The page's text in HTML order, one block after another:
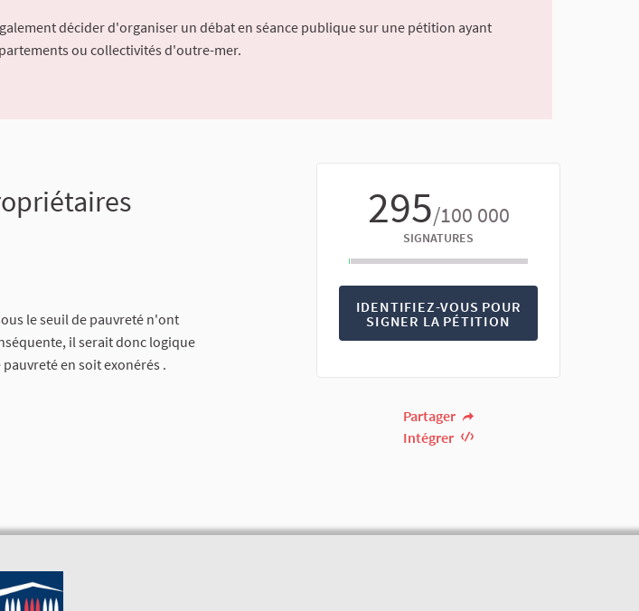
décider d'organiser un débat en séance publique sur une pétition ayant
ou collectivités d'outre-mer.
295/100 000
SIGNATURES
IDENTIFIEZ-VOUS POUR
SIGNER LA PÉTITION
Partager
Intégrer
le seuil de pauvreté n'ont
il serait donc logique
en soit exonérés .